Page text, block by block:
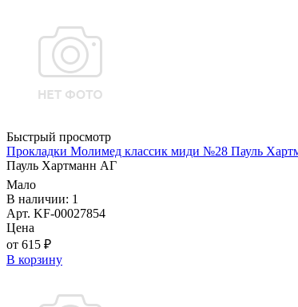
Быстрый просмотр
Прокладки Молимед классик миди №28 Пауль
Пауль Хартманн AГ
Мало
В наличии: 1
Арт. KF-00027854
Цена
от 615 ₽
В корзину